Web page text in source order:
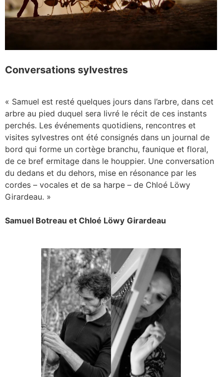
Conversations sylvestres
« Samuel est resté quelques jours dans l’arbre, dans cet
arbre au pied duquel sera livré le récit de ces instants
perchés. Les événements quotidiens, rencontres et
visites sylvestres ont été consignés dans un journal de
bord qui forme un cortège branchu, faunique et floral,
de ce bref ermitage dans le houppier. Une conversation
du dedans et du dehors, mise en résonance par les
cordes – vocales et de sa harpe – de Chloé Löwy
Girardeau. »
Samuel Botreau et Chloé Löwy Girardeau